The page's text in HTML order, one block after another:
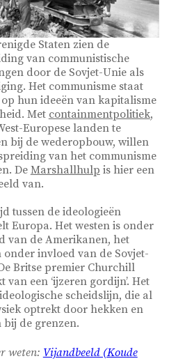
Staten zien de
van communistische
door de Sovjet-Unie als
Het communisme staat
hun ideeën van kapitalisme
Met containmentpolitiek,
Europese landen te
bij de wederopbouw, willen
van het communisme
De Marshallhulp is hier een
van.
tussen de ideologieën
Europa. Het westen is onder
van de Amerikanen, het
onder invloed van de Sovjet-
Britse premier Churchill
van een ‘ijzeren gordijn’. Het
scheidslijn, die al
optrekt door hekken en
bij de grenzen.
weten: Vijandbeeld (Koude